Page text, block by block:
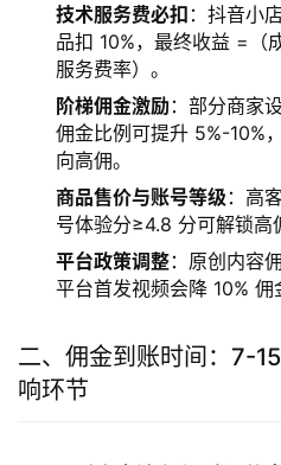
技术服务费必扣 ：抖音小
品扣 10%，最终收益 =（
服务费率）。
阶梯佣金激励：部分商家
佣金比例可提升 5%-10%
向高佣。
商品售价与账号等级 ：高
号体验分≥4.8 分可解锁高
平台政策调整：原创内容
平台首发视频会降 10% 佣
二、佣金到账时间：7-
响环节